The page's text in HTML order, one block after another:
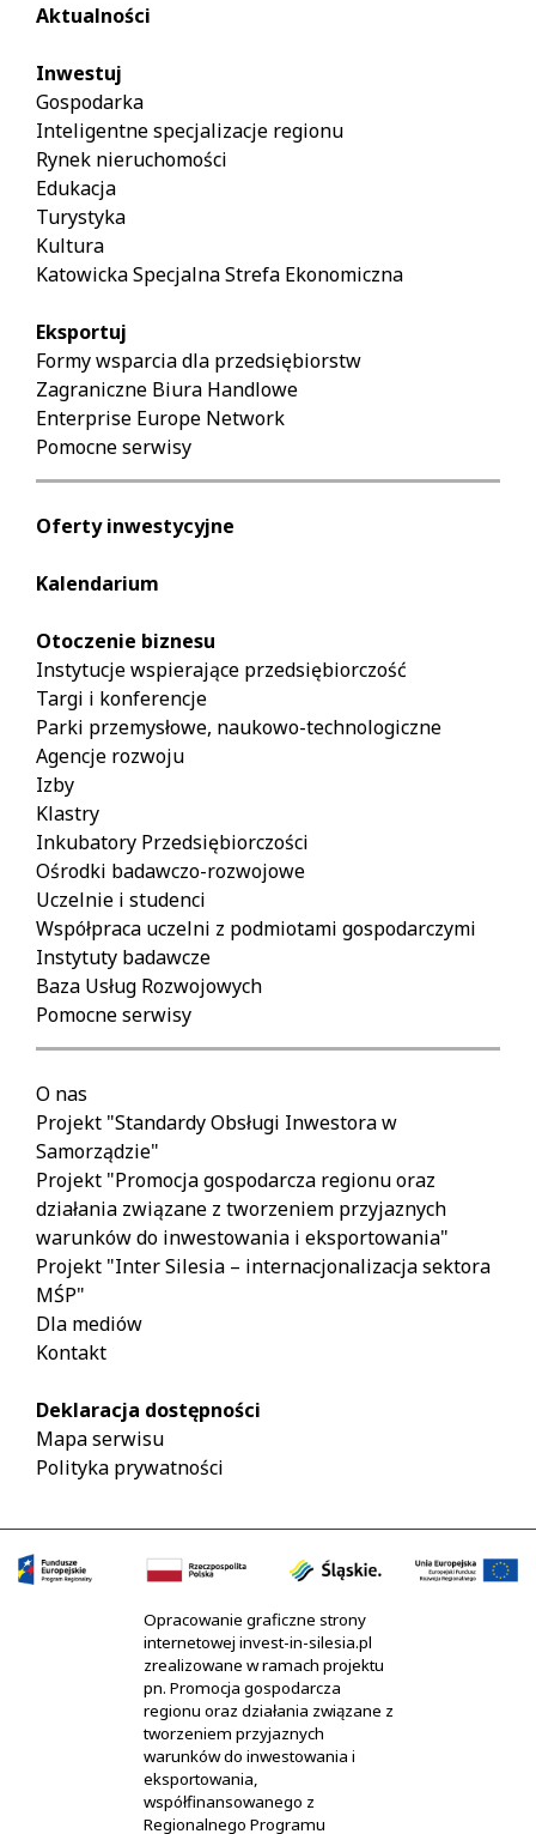
Aktualności
Inwestuj
Gospodarka
Inteligentne specjalizacje regionu
Rynek nieruchomości
Edukacja
Turystyka
Kultura
Katowicka Specjalna Strefa Ekonomiczna
Eksportuj
Formy wsparcia dla przedsiębiorstw
Zagraniczne Biura Handlowe
Enterprise Europe Network
Pomocne serwisy
Oferty inwestycyjne
Kalendarium
Otoczenie biznesu
Instytucje wspierające przedsiębiorczość
Targi i konferencje
Parki przemysłowe, naukowo-technologiczne
Agencje rozwoju
Izby
Klastry
Inkubatory Przedsiębiorczości
Ośrodki badawczo-rozwojowe
Uczelnie i studenci
Współpraca uczelni z podmiotami gospodarczymi
Instytuty badawcze
Baza Usług Rozwojowych
Pomocne serwisy
O nas
Projekt "Standardy Obsługi Inwestora w
Samorządzie"
Projekt "Promocja gospodarcza regionu oraz
działania związane z tworzeniem przyjaznych
warunków do inwestowania i eksportowania"
Projekt "Inter Silesia – internacjonalizacja sektora
MŚP"
Dla mediów
Kontakt
Deklaracja dostępności
Mapa serwisu
Polityka prywatności
Opracowanie graficzne strony
internetowej invest-in-silesia.pl
zrealizowane w ramach projektu
pn. Promocja gospodarcza
regionu oraz działania związane z
tworzeniem przyjaznych
warunków do inwestowania i
eksportowania,
współfinansowanego z
Regionalnego Programu